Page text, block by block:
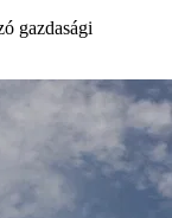
gazdasági